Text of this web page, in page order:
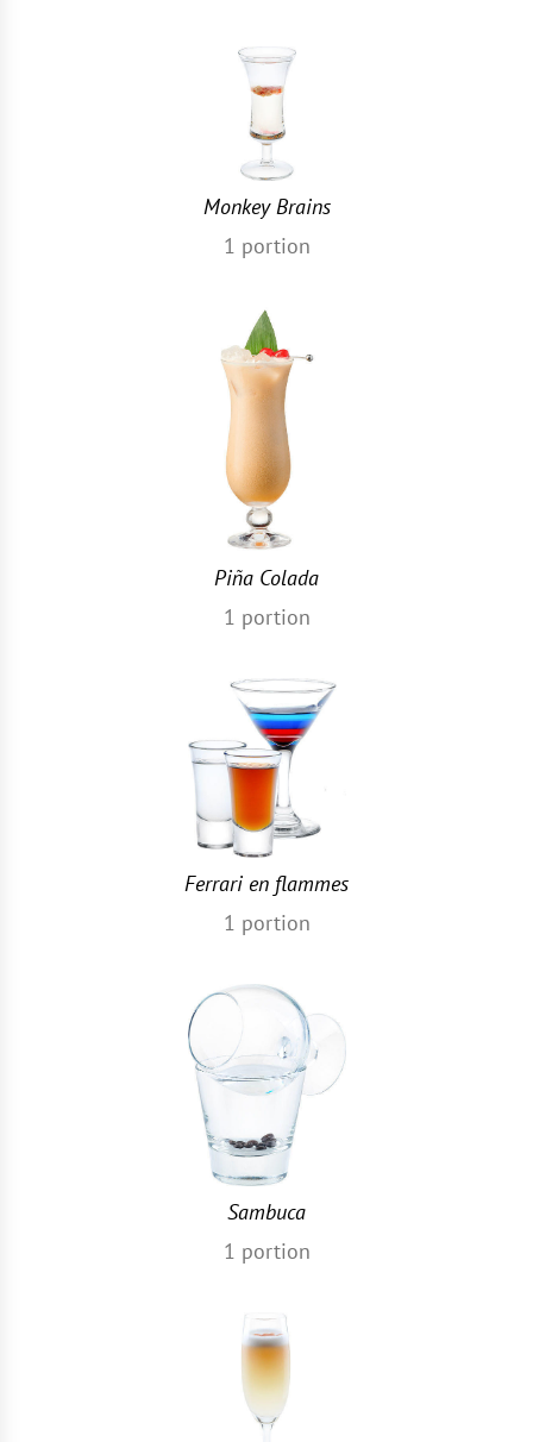
Monkey Brains
1 portion
Piña Colada
1 portion
Ferrari en flammes
1 portion
Sambuca
1 portion